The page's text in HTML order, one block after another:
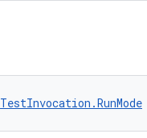
TestInvocation.RunMode